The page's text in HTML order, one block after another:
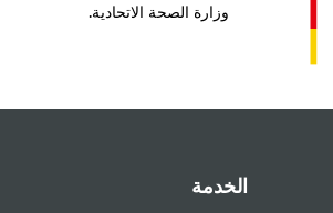
وزارة الصحة الاتحادية.
الخدمة